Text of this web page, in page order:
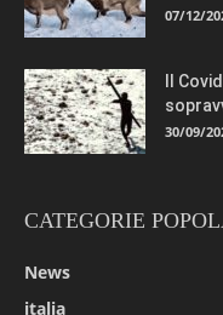
07/12/
Il
30/09/
CATEGORIE
News
italia